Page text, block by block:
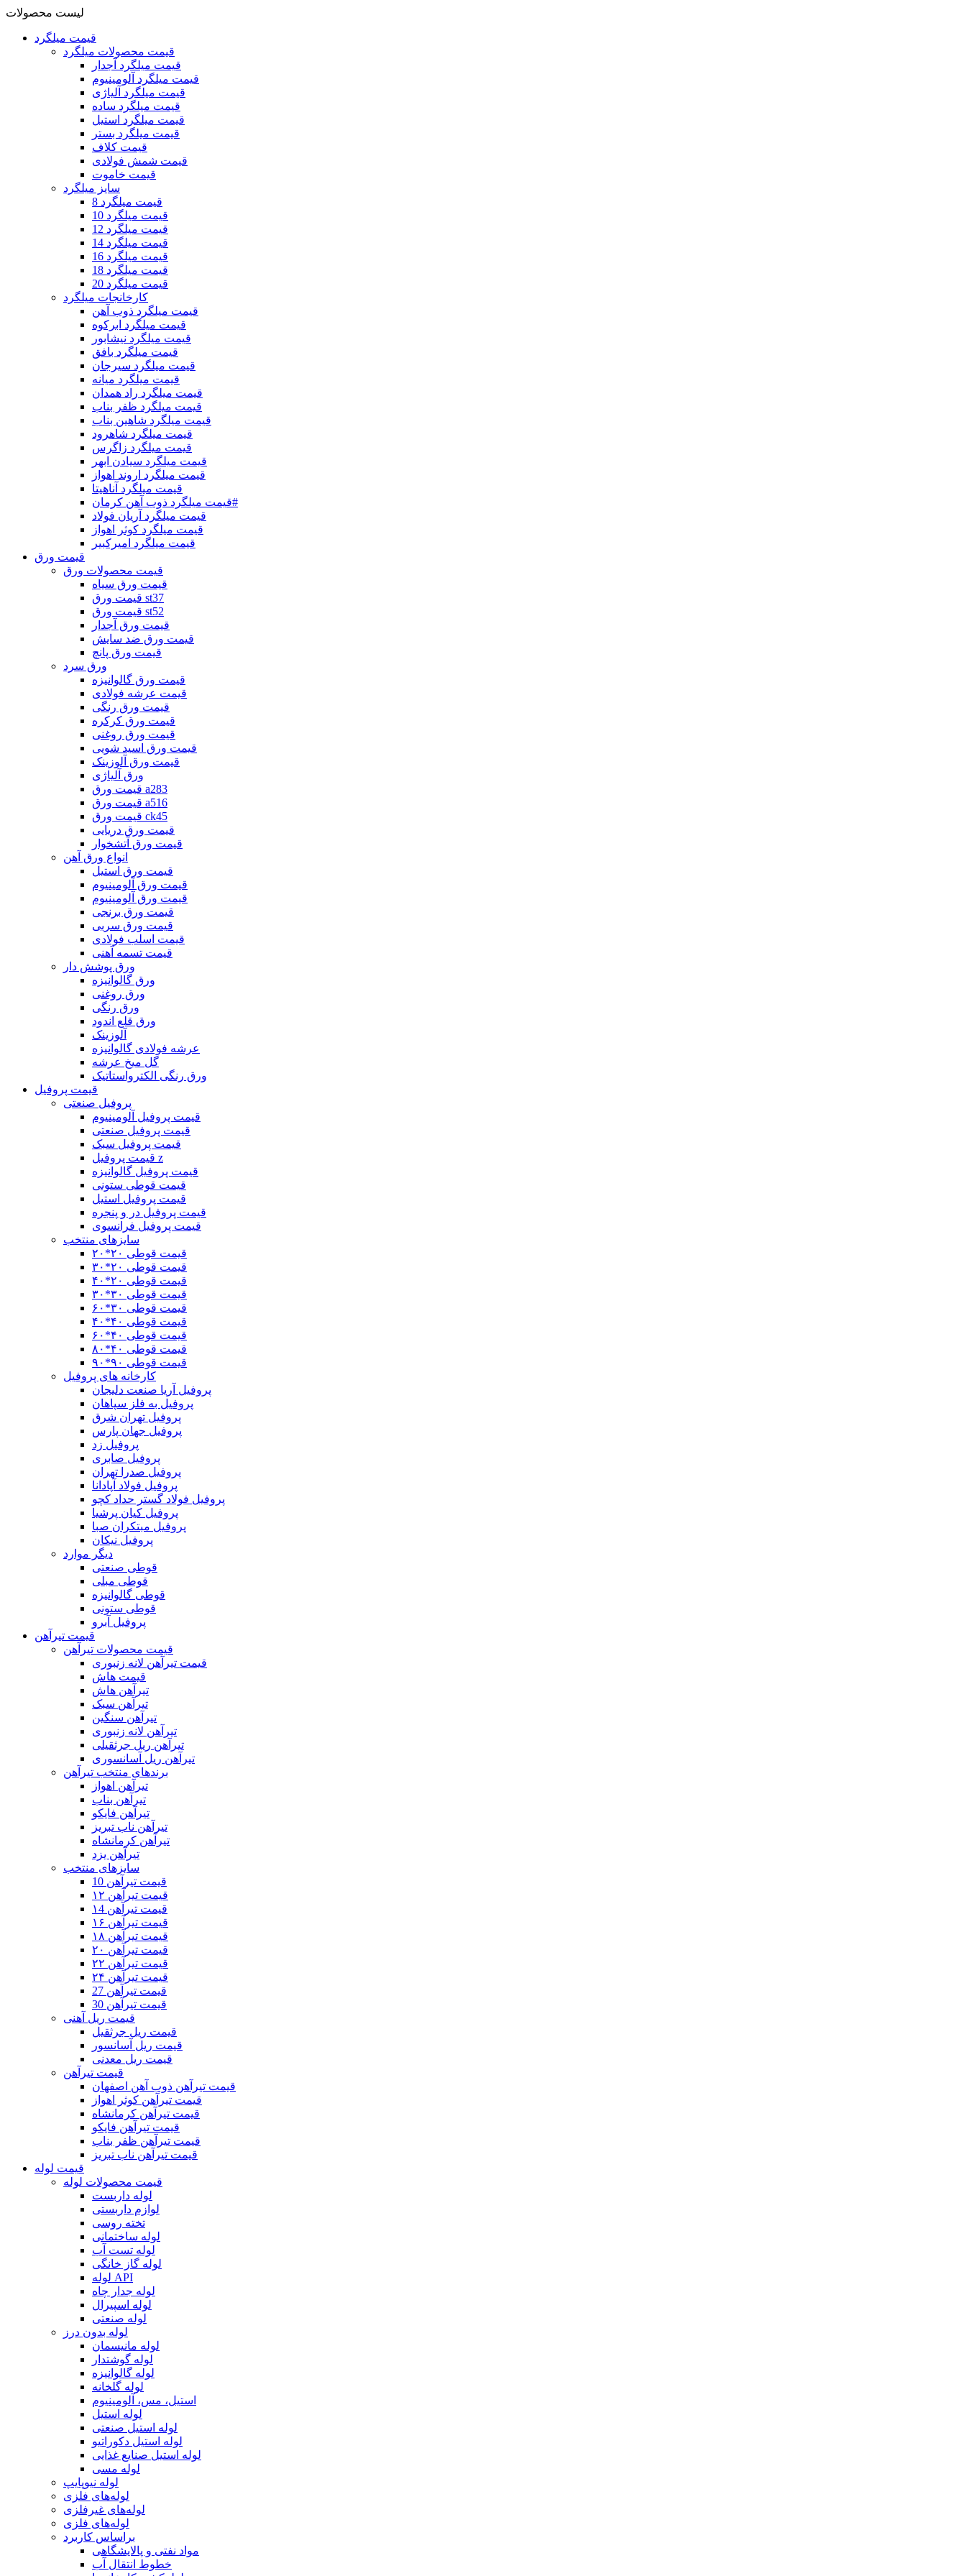
لیست محصولات
قیمت میلگرد
قیمت محصولات میلگرد
قیمت میلگرد آجدار
قیمت میلگرد آلومینیوم
قیمت میلگرد آلیاژی
قیمت میلگرد ساده
قیمت میلگرد استیل
قیمت میلگرد بستر
قیمت کلاف
قیمت شمش فولادی
قیمت خاموت
سایز میلگرد
قیمت میلگرد 8
قیمت میلگرد 10
قیمت میلگرد 12
قیمت میلگرد 14
قیمت میلگرد 16
قیمت میلگرد 18
قیمت میلگرد 20
کارخانجات میلگرد
قیمت میلگرد ذوب آهن
قیمت میلگرد ابرکوه
قیمت میلگرد نیشابور
قیمت میلگرد بافق
قیمت میلگرد سیرجان
قیمت میلگرد میانه
قیمت میلگرد راد همدان
قیمت میلگرد ظفر بناب
قیمت میلگرد شاهین بناب
قیمت میلگرد شاهرود
قیمت میلگرد زاگرس
قیمت میلگرد سیادن ابهر
قیمت میلگرد اروند اهواز
قیمت میلگرد آناهیتا
قیمت میلگرد ذوب آهن کرمان#
قیمت میلگرد آریان فولاد
قیمت میلگرد کوثر اهواز
قیمت میلگرد امیرکبیر
قیمت ورق
قیمت محصولات ورق
قیمت ورق سیاه
قیمت ورق st37
قیمت ورق st52
قیمت ورق آجدار
قیمت ورق ضد سایش
قیمت ورق پانچ
ورق سرد
قیمت ورق گالوانیزه
قیمت عرشه فولادی
قیمت ورق رنگی
قیمت ورق کرکره
قیمت ورق روغنی
قیمت ورق اسید شویی
قیمت ورق آلوزینک
ورق آلیاژی
قیمت ورق a283
قیمت ورق a516
قیمت ورق ck45
قیمت ورق دریایی
قیمت ورق آتشخوار
انواع ورق آهن
قیمت ورق استیل
قیمت ورق آلومینیوم
قیمت ورق آلومینیوم
قیمت ورق برنجی
قیمت ورق سربی
قیمت اسلب فولادی
قیمت تسمه آهنی
ورق پوشش دار
ورق گالوانیزه
ورق روغنی
ورق رنگی
ورق قلع اندود
آلوزینک
عرشه فولادی گالوانیزه
گل میخ عرشه
ورق رنگی الکترواستاتیک
قیمت پروفیل
پروفیل صنعتی
قیمت پروفیل آلومینیوم
قیمت پروفیل صنعتی
قیمت پروفیل سبک
قیمت پروفیل z
قیمت پروفیل گالوانیزه
قیمت قوطی ستونی
قیمت پروفیل استیل
قیمت پروفیل در و پنجره
قیمت پروفیل فرانسوی
سایزهای منتخب
قیمت قوطی ۲٠*۲٠
قیمت قوطی ۲۰*۳۰
قیمت قوطی ۲۰*۴۰
قیمت قوطی ۳۰*۳۰
قیمت قوطی ۳۰*۶۰
قیمت قوطی ۴٠*۴٠
قیمت قوطی ۴۰*۶۰
قیمت قوطی ۴٠*٨٠
قیمت قوطی ۹۰*۹۰
کارخانه های پروفیل
پروفیل آریا صنعت دلیجان
پروفیل به فلز سپاهان
پروفیل تهران شرق
پروفیل جهان پارس
پروفیل زد
پروفیل صابری
پروفیل صدرا تهران
پروفیل فولاد آپادانا
پروفیل فولاد گستر حداد کچو
پروفیل کیان پرشیا
پروفیل مبتکران صبا
پروفیل نیکان
دیگر موارد
قوطی صنعتی
قوطی مبلی
قوطی گالوانیزه
قوطی ستونی
پروفیل آبرو
قیمت تیرآهن
قیمت محصولات تیرآهن
قیمت تیرآهن لانه زنبوری
قیمت هاش
تیرآهن هاش
تیرآهن سبک
تیرآهن سنگین
تیرآهن لانه زنبوری
تیرآهن ریل جرثقیلی
تیرآهن ریل آسانسوری
برندهای منتخب تیرآهن
تیرآهن اهواز
تیرآهن بناب
تیرآهن فایکو
تیرآهن ناب تبریز
تیرآهن کرمانشاه
تیرآهن یزد
سایزهای منتخب
قیمت تیرآهن 10
قیمت تیرآهن ۱۲
قیمت تیرآهن ۱4
قیمت تیرآهن ۱۶
قیمت تیرآهن ۱۸
قیمت تیرآهن ۲۰
قیمت تیرآهن ۲۲
قیمت تیرآهن ۲۴
قیمت تیرآهن 27
قیمت تیرآهن 30
قیمت ریل آهنی
قیمت ریل جرثقیل
قیمت ریل آسانسور
قیمت ریل معدنی
قیمت تیرآهن
قیمت تیرآهن ذوب آهن اصفهان
قیمت تیرآهن کوثر اهواز
قیمت تیرآهن کرمانشاه
قیمت تیرآهن فایکو
قیمت تیرآهن ظفر بناب
قیمت تیرآهن ناب تبریز
قیمت لوله
قیمت محصولات لوله
لوله داربست
لوازم داربستی
تخته روسی
لوله ساختمانی
لوله تست آب
لوله گاز خانگی
لوله API
لوله جدار چاه
لوله اسپیرال
لوله صنعتی
لوله بدون درز
لوله مانیسمان
لوله گوشتدار
لوله گالوانیزه
لوله گلخانه
استیل، مس، آلومینیوم
لوله استیل
لوله استیل صنعتی
لوله استیل دکوراتیو
لوله استیل صنایع غذایی
لوله مسی
لوله نیوپایپ
لوله‌های فلزی
لوله‌های غیرفلزی
لوله‌های فلزی
براساس کاربرد
مواد نفتی و پالایشگاهی
خطوط انتقال آب